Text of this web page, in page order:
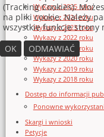
Wykazy z 2025 roku
Wykazy z 2024 roku
Wykazy z 2023 roku
Wykazy z 2022 roku
Wykazy z 2021 roku
Wykazy z 2020 roku
Wykazy z 2019 roku
Wykazy z 2018 roku
Dostęp do informacji
Ponowne
Skargi i wnioski
Petycje
(Tracking Cookies).
na pliki cookie. Należy
wszystkie funkcje strony
OK
ODMAWIAĆ